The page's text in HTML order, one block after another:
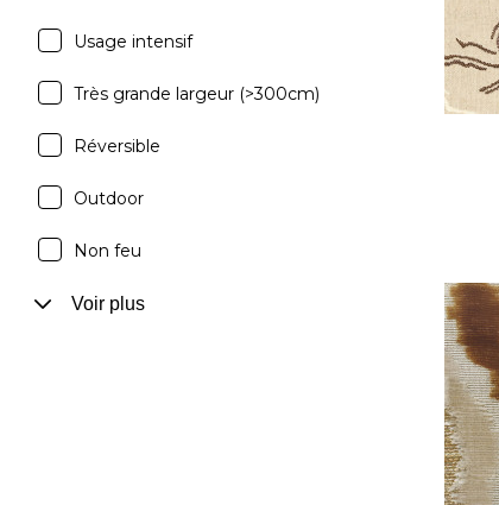
Usage intensif
Très grande largeur (>300cm)
Réversible
Outdoor
Non feu
Voir plus